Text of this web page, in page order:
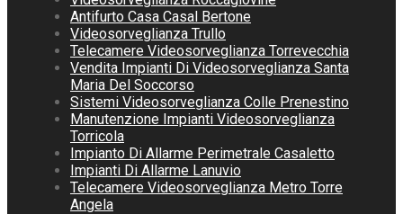
Antifurto Casa Casal Bertone
Videosorveglianza Trullo
Telecamere Videosorveglianza Torrevecchia
Vendita Impianti Di Videosorveglianza Santa
Maria Del Soccorso
Sistemi Videosorveglianza Colle Prenestino
Manutenzione Impianti Videosorveglianza
Torricola
Impianto Di Allarme Perimetrale Casaletto
Impianti Di Allarme Lanuvio
Telecamere Videosorveglianza Metro Torre
Angela